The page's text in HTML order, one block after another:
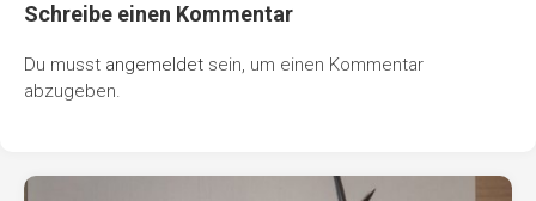
Schreibe einen Kommentar
Du musst angemeldet sein, um einen Kommentar
abzugeben.